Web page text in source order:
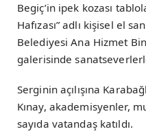
Begiç’in ipek kozası
Hafızası” adlı kişisel el
Belediyesi Ana Hizmet
galerisinde
Serginin açılışına
Kınay, akademisyenler,
sayıda vatandaş katıldı.